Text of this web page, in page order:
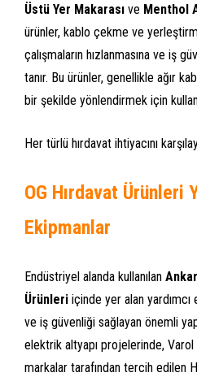
Üstü Yer Makarası ve Menthol
ürünler, kablo çekme ve
çalışmaların hızlanmasına ve iş
tanır. Bu ürünler, genellikle ağır
bir şekilde yönlendirmek için
Her türlü hırdavat ihtiyacını
OG Hırdavat Ürünleri
Ekipmanlar
Endüstriyel alanda kullanılan
Ürünleri içinde yer alan
ve iş güvenliği sağlayan önemli
elektrik altyapı projelerinde,
markalar tarafından tercih edilen